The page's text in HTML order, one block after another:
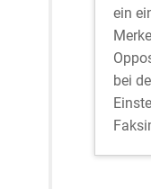
ein
bei